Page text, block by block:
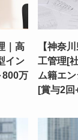
｜高
イン
800万
【神奈
工管理[
ム籍エ
[賞与2回